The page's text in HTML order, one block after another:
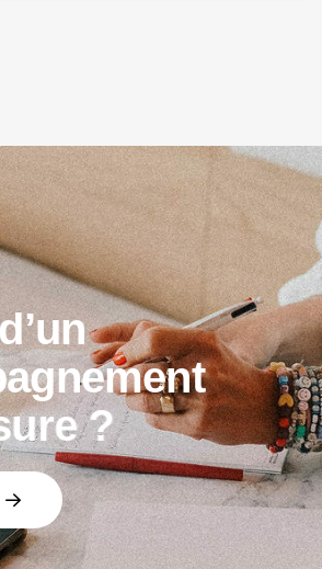
’un
agnement
ure ?